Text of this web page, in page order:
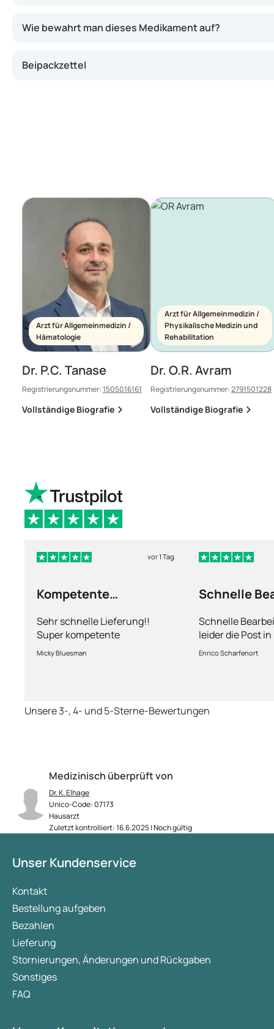
Medizinisch überprüft von
Dr. K. Elhage
Unico-Code: 07173
Hausarzt
Zuletzt kontrolliert: 16.6.2025 | Noch gültig
Wie bewahrt man dieses Medikament auf?
Beipackzettel
Arzt für Allgemeinmedizin /
Hämatologie
Dr. P.C. Tanase
Registrierungsnummer:1505016161
Vollständige Biografie
Arzt für Allgemeinmedizin /
Physikalische Medizin und
Rehabilitation
Dr. O.R. Avram
Registrierungsnummer:2791501228
Vollständige Biografie
vor 1 Tag
Kompetente
Sehr schnelle Lieferung!!
Super kompetente
Abhandlung!
Micky Bluesman
Schnelle
Schnelle
leider die Post
kriegt es nicht
dauert obwohl
Enrico Scharfenort
Unsere 3-, 4- und 5-Sterne-Bewertungen
Unser Kundenservice
Kontakt
Bestellung aufgeben
Bezahlen
Lieferung
Stornierungen, Änderungen und Rückgaben
Sonstiges
FAQ